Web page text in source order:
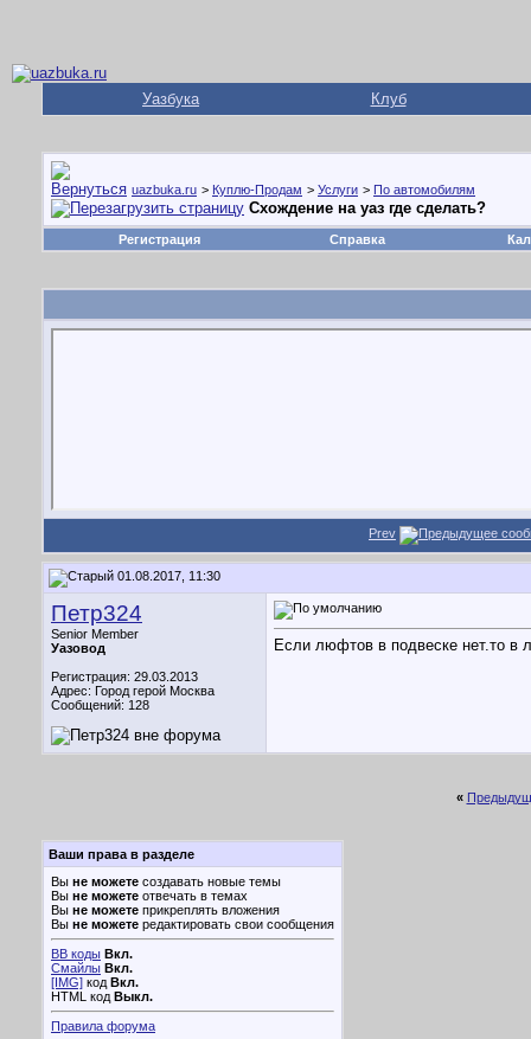
Уазбука Клуб
uazbuka.ru > Куплю-Продам > Услуги > По автомобилям
Схождение на уаз где сделать?
Регистрация Справка
Prev
01.08.2017, 11:30
Петр324
Senior Member
Уазовод
Регистрация: 29.03.2013
Адрес: Город герой Москва
Сообщений: 128
Если люфтов в подвеске нет.то в
«
Ваши права в разделе
Вы не можете создавать новые темы
Вы не можете отвечать в темах
Вы не можете прикреплять вложения
Вы не можете редактировать свои сообщения
BB коды Вкл.
Смайлы Вкл.
[IMG] код Вкл.
HTML код Выкл.
Правила форума